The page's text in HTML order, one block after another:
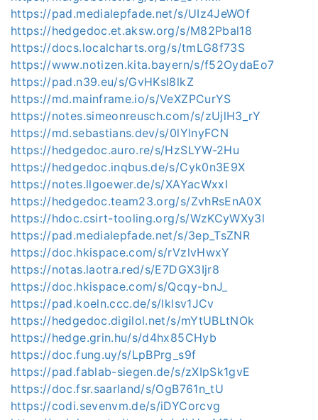
https://pad.medialepfade.net/s/UIz4JeWOf
https://hedgedoc.et.aksw.org/s/M82Pbal18
https://docs.localcharts.org/s/tmLG8f73S
https://www.notizen.kita.bayern/s/f52OydaEo7
https://pad.n39.eu/s/GvHKsI8lkZ
https://md.mainframe.io/s/VeXZPCurYS
https://notes.simeonreusch.com/s/zUjlH3_rY
https://md.sebastians.dev/s/0lYlnyFCN
https://hedgedoc.auro.re/s/HzSLYW-2Hu
https://hedgedoc.inqbus.de/s/Cyk0n3E9X
https://notes.llgoewer.de/s/XAYacWxxI
https://hedgedoc.team23.org/s/ZvhRsEnA0X
https://hdoc.csirt-tooling.org/s/WzKCyWXy3l
https://pad.medialepfade.net/s/3ep_TsZNR
https://doc.hkispace.com/s/rVzlvHwxY
https://notas.laotra.red/s/E7DGX3Ijr8
https://doc.hkispace.com/s/Qcqy-bnJ_
https://pad.koeln.ccc.de/s/lklsv1JCv
https://hedgedoc.digilol.net/s/mYtUBLtNOk
https://hedge.grin.hu/s/d4hx85CHyb
https://doc.fung.uy/s/LpBPrg_s9f
https://pad.fablab-siegen.de/s/zXIpSk1gvE
https://doc.fsr.saarland/s/OgB761n_tU
https://codi.sevenvm.de/s/iDYCorcvg